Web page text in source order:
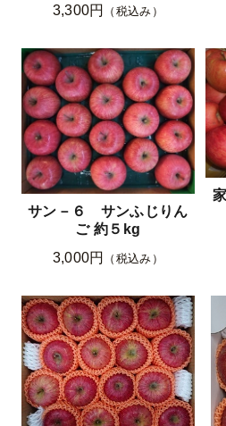
3,300円 （税込み）
サン－６ サンふじりん
ご 約５kg
3,000円
（税込み）